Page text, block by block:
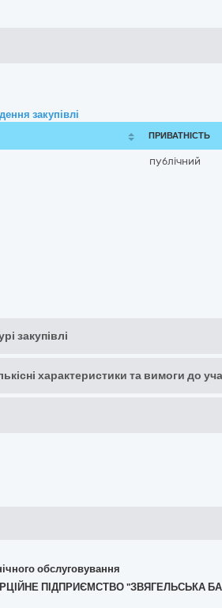
закупівлі
ПРИВАТНІСТЬ
публічний
закупівлі
характеристики та вимоги до
обслуговування
ПІДПРИЄМСТВО "ЗВЯГЕЛЬСЬКА